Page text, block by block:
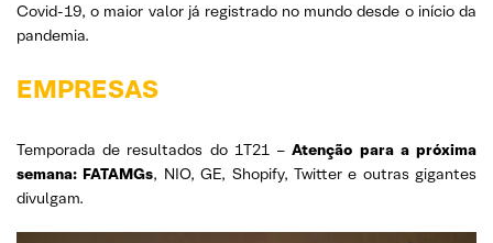
Covid-19, o maior valor já registrado no mundo desde o início da
pandemia.
EMPRESAS
Temporada de resultados do 1T21 –Atenção para a próxima
semana: FATAMGs, NIO, GE, Shopify, Twitter e outras gigantes
divulgam.